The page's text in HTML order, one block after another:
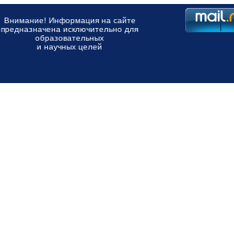
Внимание! Информация на сайте
предназначена исключительно для
образовательных
и научных целей